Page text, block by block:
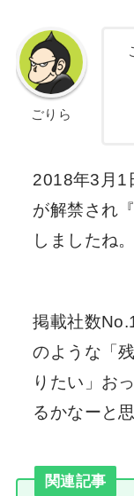
ごりら
2018年3月1
が解禁され
しましたね。
掲載社数
のような「
りたい」お
るかなーと
関連記事